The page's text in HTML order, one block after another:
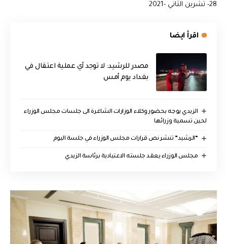
28- تشرين الثاني -2021
اقرأ ايضا
مصدر للرشيد: لا توجد أي عملية اعتقال في
بغداد يوم أمس
الزيدي يوجه بحضور وكلاء الوزارات الشاغرة الى جلسات مجلس الوزراء
لحين تسمية وزرائها
“الرشيد” تنشر نص قرارات مجلس الوزراء في جلسة اليوم
مجلس الوزراء يعقد جلسته الاعتيادية برئاسة الزيدي